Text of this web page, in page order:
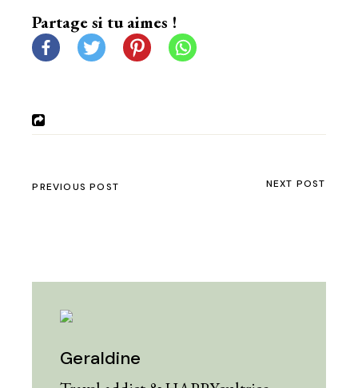
Partage si tu aimes !
PREVIOUS POST NEXT POST
Geraldine